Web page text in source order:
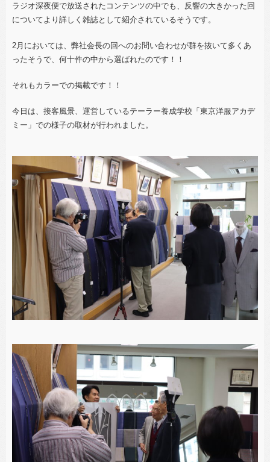
ラジオ深夜便で放送されたコンテンツの中でも、反響の大きかった回
についてより詳しく雑誌として紹介されているそうです。
2月においては、弊社会長の回へのお問い合わせが群を抜いて多くあ
ったそうで、何十件の中から選ばれたのです！！
それもカラーでの掲載です！！
今日は、接客風景、運営しているテーラー養成学校「東京洋服アカデ
ミー」での様子の取材が行われました。